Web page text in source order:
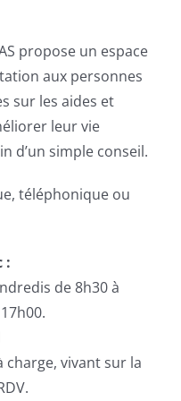
propose un espace
aux personnes
sur les aides et
leur vie
d’un simple conseil.
téléphonique ou
:
de 8h30 à
vivant sur la